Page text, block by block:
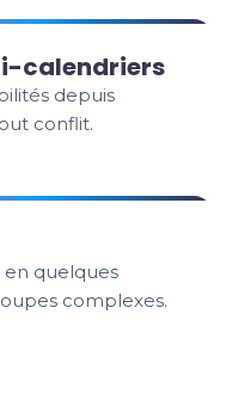
calendriers
depuis
conflit.
en quelques
complexes.